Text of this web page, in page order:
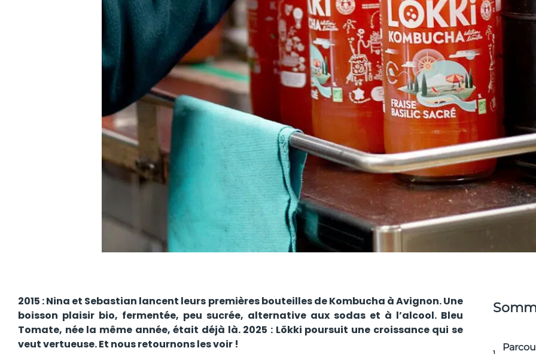
2015 : Nina et Sebastian lancent leurs premières bouteilles de Kombucha à Avignon. Une
boisson plaisir bio, fermentée, peu sucrée, alternative aux sodas et à l’alcool. Bleu
Tomate, née la même année, était déjà là. 2025 : Lökki poursuit une croissance qui se
veut vertueuse. Et nous retournons les voir !